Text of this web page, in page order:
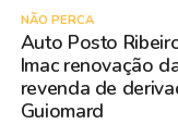
NÃO PERCA
Auto Posto
Imac renovação
revenda de
Guiomard